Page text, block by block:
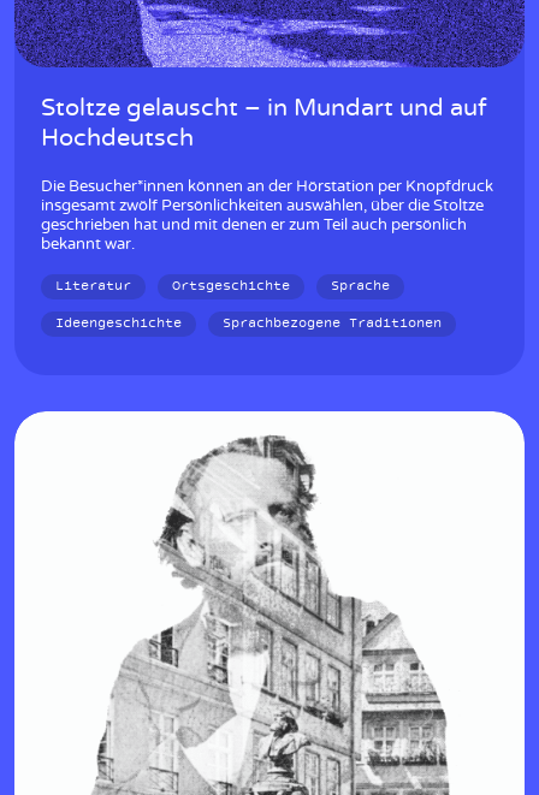
Stoltze gelauscht – in Mundart und auf
Hochdeutsch
Die Besucher*innen können an der Hörstation per Knopfdruck
insgesamt zwölf Persönlichkeiten auswählen, über die Stoltze
geschrieben hat und mit denen er zum Teil auch persönlich
bekannt war.
Literatur Ortsgeschichte
Sprache
Ideengeschichte
Sprachbezogene Traditionen